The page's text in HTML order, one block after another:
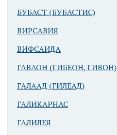
Иерусалим.
Аллея
Израильского
музея
БУБАСТ (БУБАСТИС)
ВИРСАВИЯ
ВИФСАИДА
ГАВАОН (ГИБЕОН, ГИВОН)
ГАЛААД (ГИЛЕАД)
ГАЛИКАРНАС
ГАЛИЛЕЯ